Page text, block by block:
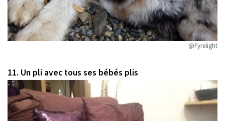
@Fyrelight
11. Un pli avec tous ses bébés plis